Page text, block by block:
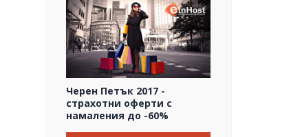
Черен Петък 2017 -
страхотни оферти с
намаления до -60%